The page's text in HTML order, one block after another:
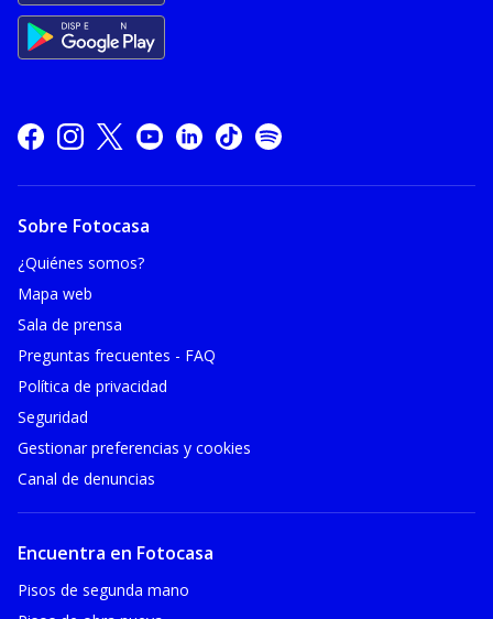
Sobre Fotocasa
¿Quiénes somos?
Mapa web
Sala de prensa
Preguntas frecuentes - FAQ
Política de privacidad
Seguridad
Gestionar preferencias y cookies
Canal de denuncias
Encuentra en Fotocasa
Pisos de segunda mano